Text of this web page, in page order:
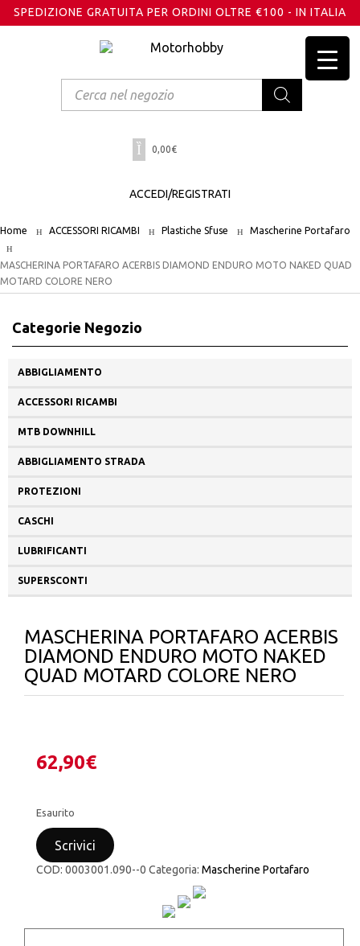
SPEDIZIONE GRATUITA PER ORDINI OLTRE €100 - IN ITALIA
search
0,00€
ACCEDI/REGISTRATI
Home ACCESSORI RICAMBI Plastiche Sfuse Mascherine Portafaro
MASCHERINA PORTAFARO ACERBIS DIAMOND ENDURO MOTO NAKED QUAD
MOTARD COLORE NERO
Categorie Negozio
ABBIGLIAMENTO
ACCESSORI RICAMBI
MTB DOWNHILL
ABBIGLIAMENTO STRADA
PROTEZIONI
CASCHI
LUBRIFICANTI
SUPERSCONTI
MASCHERINA PORTAFARO ACERBIS
DIAMOND ENDURO MOTO NAKED
QUAD MOTARD COLORE NERO
62,90€
Esaurito
Scrivici
COD: 0003001.090--0 Categoria: Mascherine Portafaro